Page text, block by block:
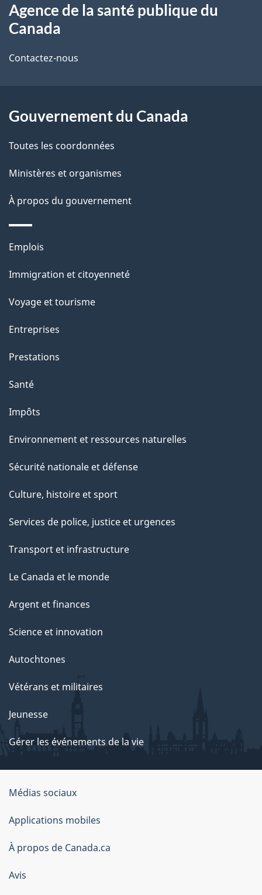
i
s
e
l
a
p
a
g
e
propos
ce
Agence de la santé publique du
Canada
Contactez-nous
Gouvernement du Canada
Toutes les coordonnées
Ministères et organismes
À propos du gouvernement
Thèmes
sujets
Emplois
Immigration et citoyenneté
Voyage et tourisme
Entreprises
Prestations
Santé
Impôts
Environnement et ressources naturelles
Sécurité nationale et défense
Culture, histoire et sport
Services de police, justice et urgences
Transport et infrastructure
Le Canada et le monde
Argent et finances
Science et innovation
Autochtones
Vétérans et militaires
Jeunesse
Gérer les événements de la vie
Organisation
du
gouvernement
du
Canada
Médias sociaux
Applications mobiles
À propos de Canada.ca
Avis